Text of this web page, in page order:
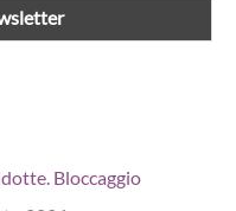
Bloccaggio